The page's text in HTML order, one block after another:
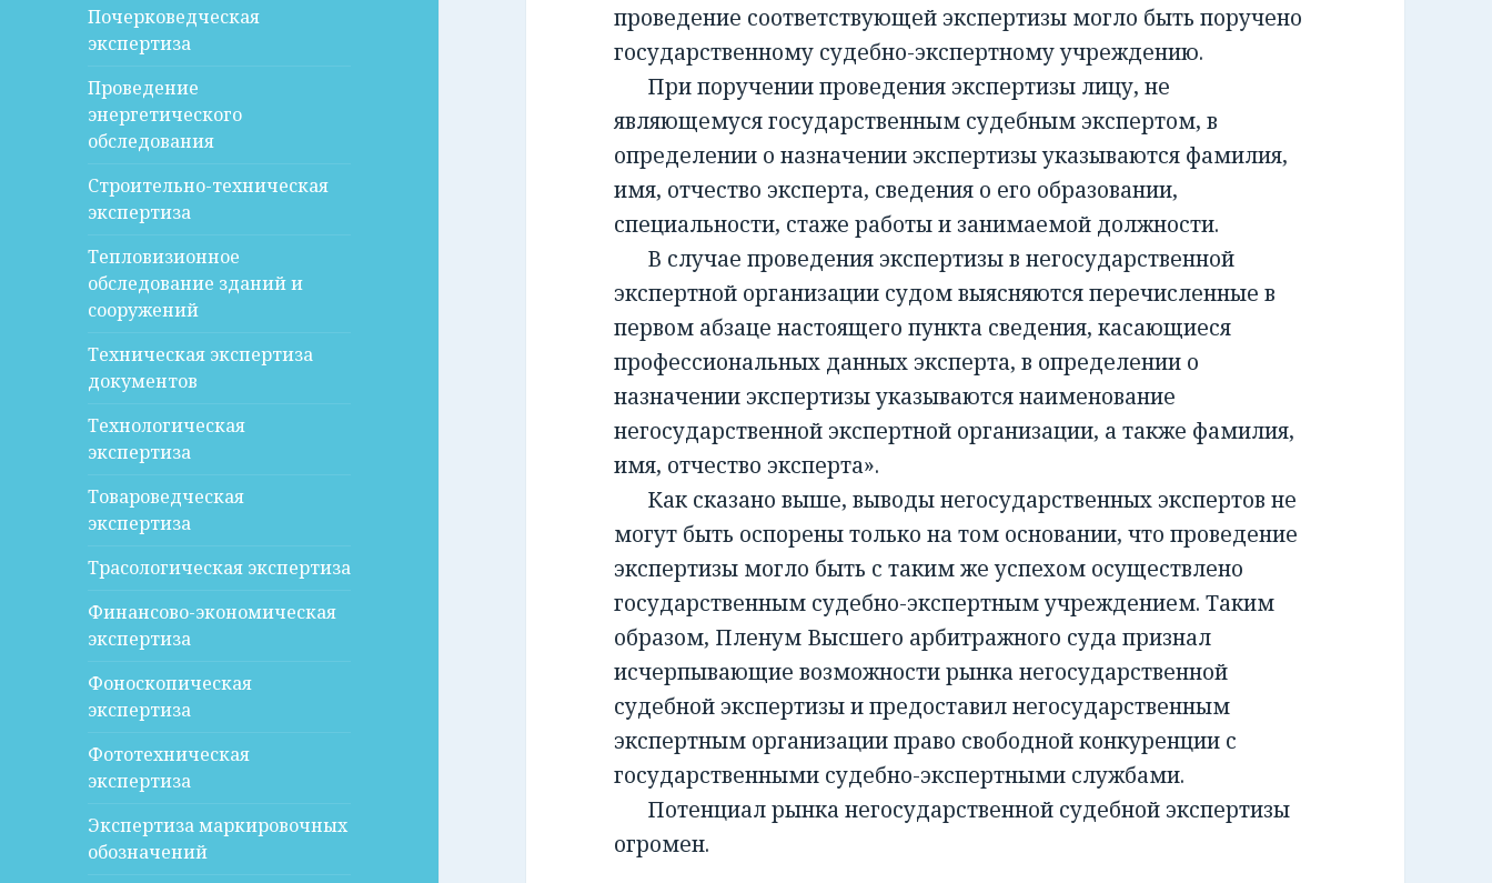
Почерковедческая
экспертиза
Проведение
энергетического
обследования
Строительно-техническая
экспертиза
Тепловизионное
обследование зданий и
сооружений
Техническая экспертиза
документов
Технологическая
экспертиза
Товароведческая
экспертиза
Трасологическая экспертиза
Финансово-экономическая
экспертиза
Фоноскопическая
экспертиза
Фототехническая
экспертиза
Экспертиза маркировочных
обозначений
проведение соответствующей экспертизы могло быть поручено
государственному судебно-экспертному учреждению.
При поручении проведения экспертизы лицу, не
являющемуся государственным судебным экспертом, в
определении о назначении экспертизы указываются фамилия,
имя, отчество эксперта, сведения о его образовании,
специальности, стаже работы и занимаемой должности.
В случае проведения экспертизы в негосударственной
экспертной организации судом выясняются перечисленные в
первом абзаце настоящего пункта сведения, касающиеся
профессиональных данных эксперта, в определении о
назначении экспертизы указываются наименование
негосударственной экспертной организации, а также фамилия,
имя, отчество эксперта».
Как сказано выше, выводы негосударственных экспертов не
могут быть оспорены только на том основании, что проведение
экспертизы могло быть с таким же успехом осуществлено
государственным судебно-экспертным учреждением. Таким
образом, Пленум Высшего арбитражного суда признал
исчерпывающие возможности рынка негосударственной
судебной экспертизы и предоставил негосударственным
экспертным организации право свободной конкуренции с
государственными судебно-экспертными службами.
Потенциал рынка негосударственной судебной экспертизы
огромен.